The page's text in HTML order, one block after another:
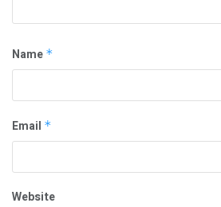
Name *
Email *
Website